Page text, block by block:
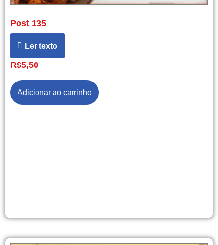
Post 135
Ler texto
R$5,50
Adicionar ao carrinho